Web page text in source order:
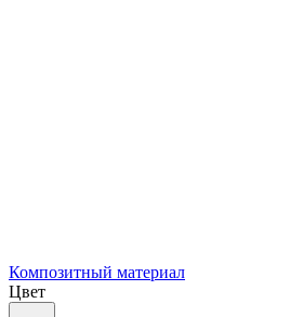
Композитный материал
Цвет